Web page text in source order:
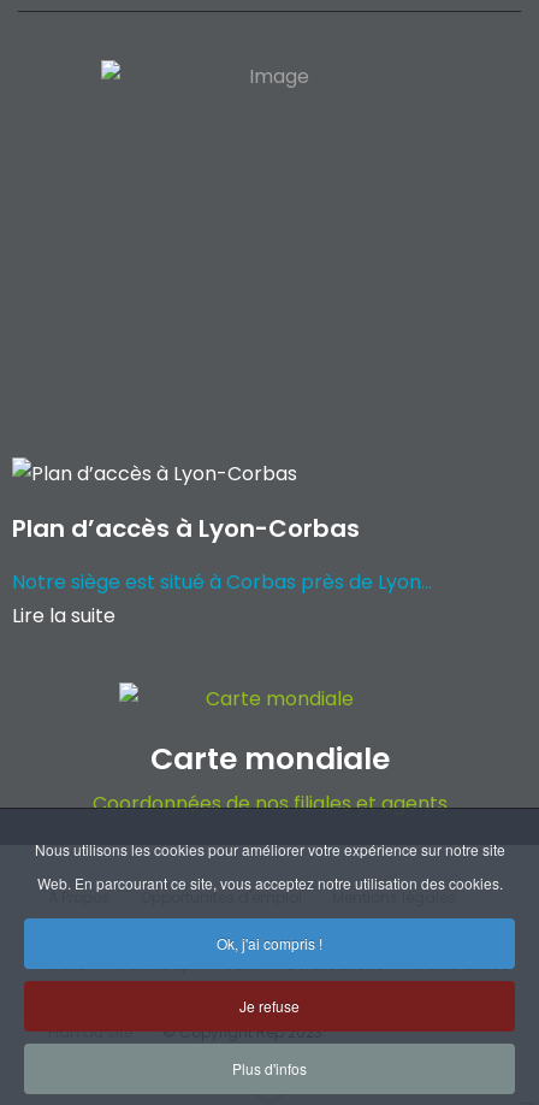
Nous utilisons les cookies pour améliorer votre expérience sur notre site
Web. En parcourant ce site, vous acceptez notre utilisation des cookies.
Ok, j'ai compris !
Je refuse
Plus d'infos
Plan d’accès à Lyon-Corbas
Notre siège est situé à Corbas près de Lyon...
Lire la suite
Carte mondiale
Coordonnées de nos filiales et agents
À Propos Opportunités d'emploi
RGPD Handicap CGV Certifications Plan d'accès
Plan du site © Copyright Rep 2023